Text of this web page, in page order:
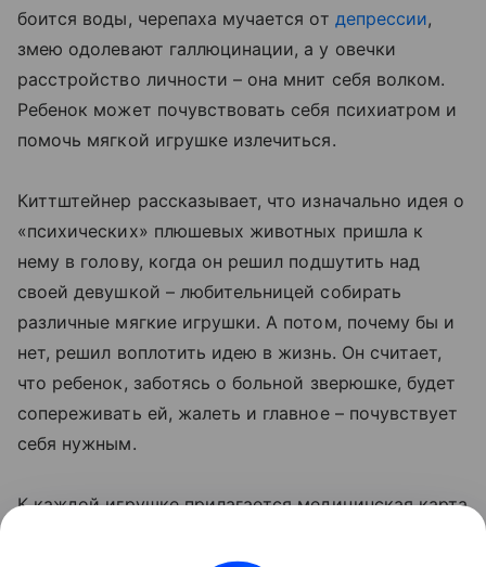
боится воды, черепаха мучается от депрессии,
змею одолевают галлюцинации, а у овечки
расстройство личности – она мнит себя волком.
Ребенок может почувствовать себя психиатром и
помочь мягкой игрушке излечиться.
Киттштейнер рассказывает, что изначально идея о
«психических» плюшевых животных пришла к
нему в голову, когда он решил подшутить над
своей девушкой – любительницей собирать
различные мягкие игрушки. А потом, почему бы и
нет, решил воплотить идею в жизнь. Он считает,
что ребенок, заботясь о больной зверюшке, будет
сопереживать ей, жалеть и главное – почувствует
себя нужным.
К каждой игрушке прилагается медицинская карта